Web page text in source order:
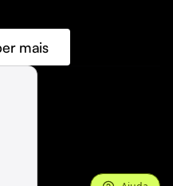
mais